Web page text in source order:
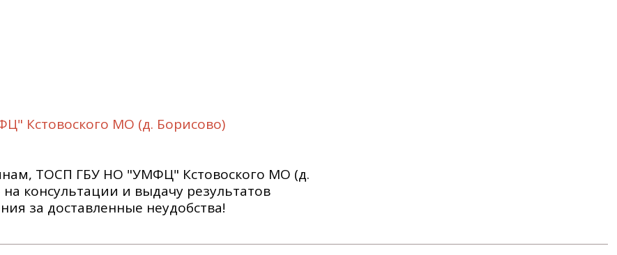
Кстовоского МО (д. Борисово)
ТОСП ГБУ НО "УМФЦ" Кстовоского МО (д.
консультации и выдачу результатов
за доставленные неудобства!